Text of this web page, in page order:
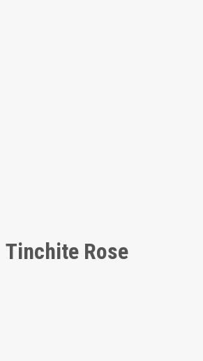
Tinchite Rose